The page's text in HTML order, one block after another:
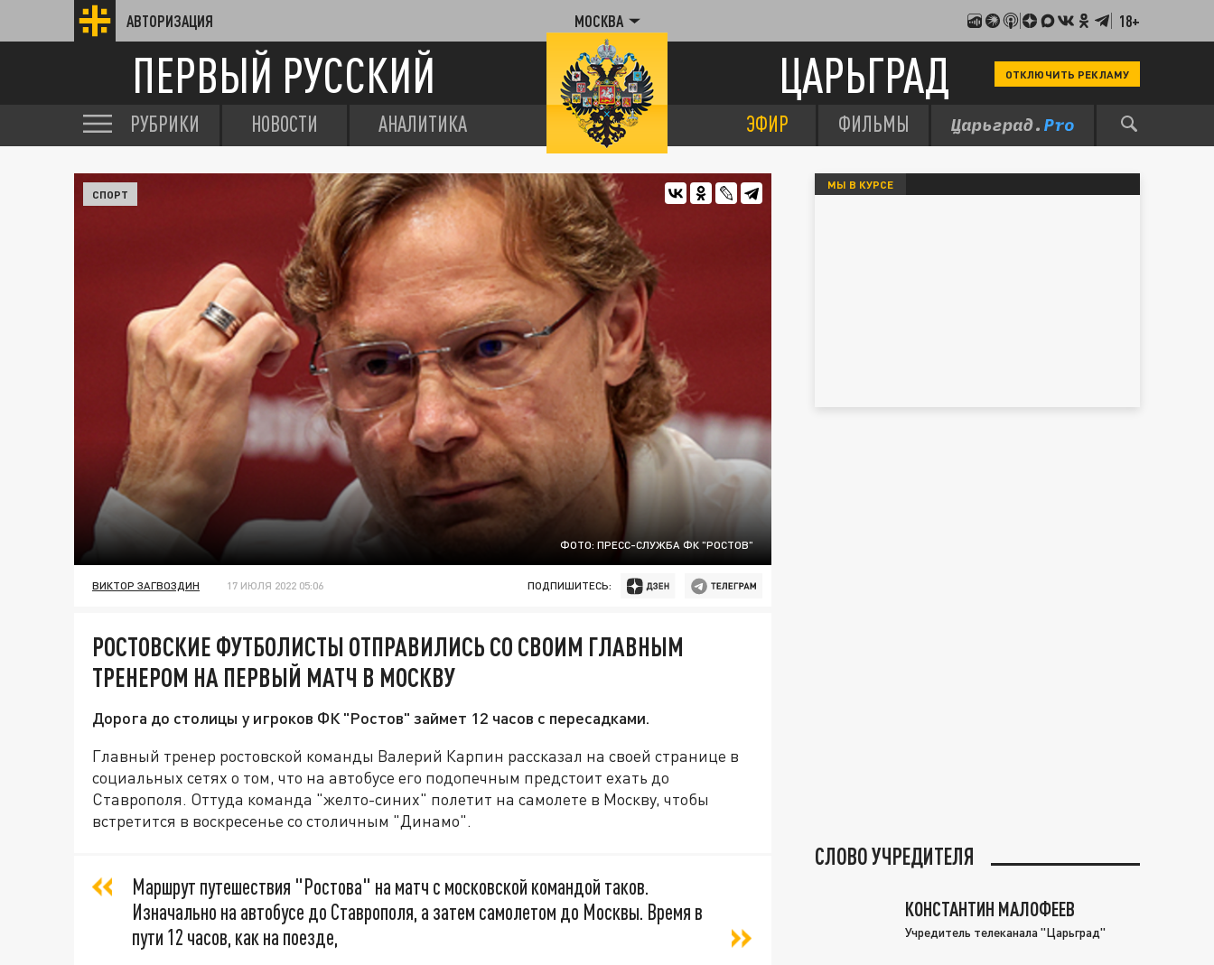
АВТОРИЗАЦИЯ МОСКВА 18+
ПЕРВЫЙ РУССКИЙ ЦАРЬГРАД ОТКЛЮЧИТЬ РЕКЛАМУ
РУБРИКИ НОВОСТИ АНАЛИТИКА ЭФИР ФИЛЬМЫ
ФОТО: ПРЕСС-СЛУЖБА ФК "РОСТОВ"
СПОРТ
ВИКТОР ЗАГВОЗДИН 17 ИЮЛЯ 2022 05:06 ПОДПИШИТЕСЬ:
РОСТОВСКИЕ ФУТБОЛИСТЫ ОТПРАВИЛИСЬ СО СВОИМ ГЛАВНЫМ
ТРЕНЕРОМ НА ПЕРВЫЙ МАТЧ В МОСКВУ
Дорога до столицы у игроков ФК "Ростов" займет 12 часов с пересадками.
Главный тренер ростовской команды Валерий Карпин рассказал на своей странице в
социальных сетях о том, что на автобусе его подопечным предстоит ехать до
Ставрополя. Оттуда команда "желто-синих" полетит на самолете в Москву, чтобы
встретится в воскресенье со столичным "Динамо".
Маршрут путешествия "Ростова" на матч с московской командой таков.
Изначально на автобусе до Ставрополя, а затем самолетом до Москвы. Время в
пути 12 часов, как на поезде,
МЫ В КУРСЕ
СЛОВО УЧРЕДИТЕЛЯ
КОНСТАНТИН МАЛОФЕЕВ
Учредитель телеканала "Царьград"